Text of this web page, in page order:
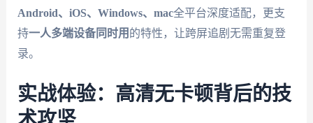
Android、iOS、Windows、mac全平台深度适配，更支
持一人多端设备同时用 的特性，让跨屏追剧无需重复登
录。
实战体验：高清无卡顿背后的技